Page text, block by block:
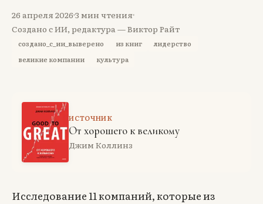
Аудит
Тёмная тема
26 апреля 20263 мин чтения
Создано с ИИ, редактура — Виктор Райт
создано_с_ии_выверено из книг
лидерство
великие компании
культура
ИСТОЧНИК
От хорошего к великому
Джим Коллинз
Исследование 11 компаний, которые из